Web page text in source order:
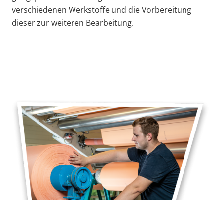
verschie­denen Werkstoffe und die Vorbe­reitung
dieser zur weiteren Bearbeitung.